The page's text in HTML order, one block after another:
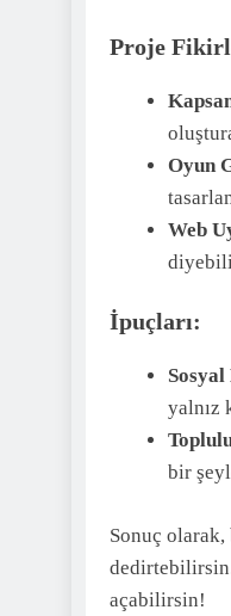
Proje
Oyun
Web
İpuçları:
yalnız
bir
Sonuç
açabilirsin!